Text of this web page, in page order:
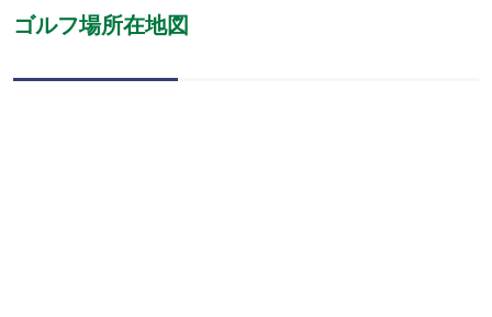
ゴルフ場所在地図